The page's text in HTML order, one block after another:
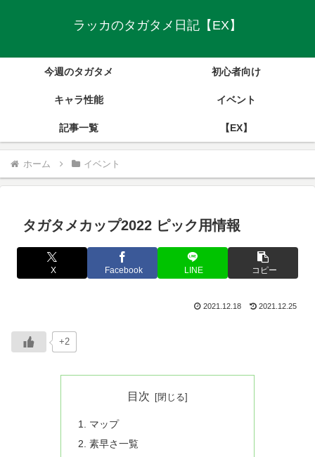
ラッカのタガタメ日記【EX】
今週のタガタメ 初心者向け
キャラ性能 イベント
記事一覧 【EX】
ホーム イベント
タガタメカップ2022 ピック用情報
X Facebook LINE コピー
2021.12.18 2021.12.25
+2
目次
マップ
素早さ一覧